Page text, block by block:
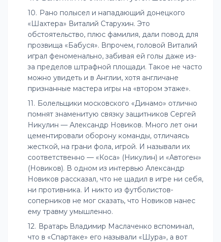
Рано полысел и нападающий донецкого
«Шахтера» Виталий Старухин. Это
обстоятельство, плюс фамилия, дали повод для
прозвища «Бабуся». Впрочем, головой Виталий
играл феноменально, забивая ей голы даже из-
за пределов штрафной площади. Такое не часто
можно увидеть и в Англии, хотя англичане
признанные мастера игры на «втором этаже».
Болельщики московского «Динамо» отлично
помнят знаменитую связку защитников Сергей
Никулин — Александр Новиков. Много лет они
цементировали оборону команды, отличаясь
жесткой, на грани фола, игрой. И называли их
соответственно — «Коса» (Никулин) и «Автоген»
(Новиков). В одном из интервью Александр
Новиков рассказал, что не щадил в игре ни себя,
ни противника. И никто из футболистов-
соперников не мог сказать, что Новиков нанес
ему травму умышленно.
Вратарь Владимир Маслаченко вспоминал,
что в «Спартаке» его называли «Шура», а вот